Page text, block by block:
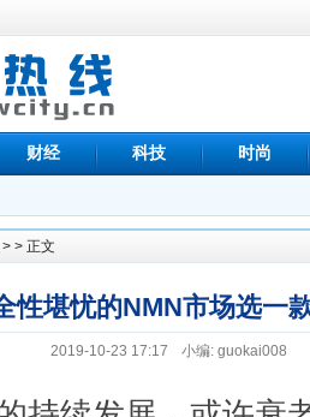
财经 科技 时尚
> > 正文
性堪忧的NMN市场选一
2019-10-23 17:17 小编: guokai008